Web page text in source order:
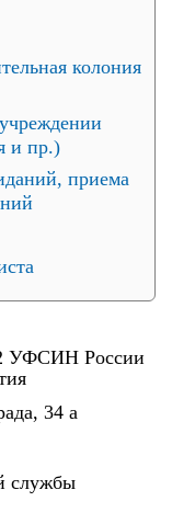
колония
и пр.)
приема
УФСИН России
34 а
службы